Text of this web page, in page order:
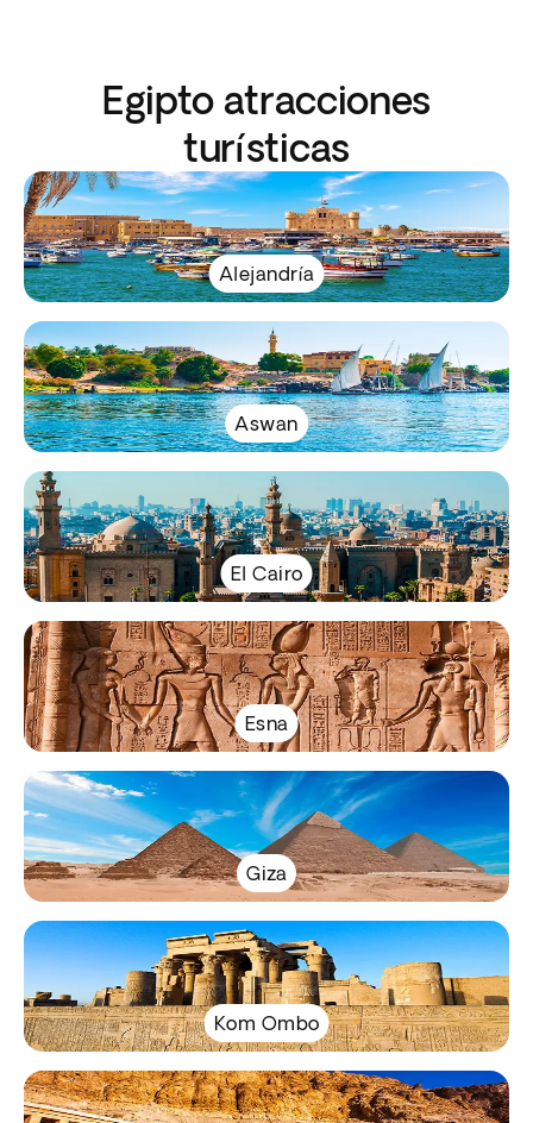
Egipto atracciones
turísticas
Alejandría
Aswan
El Cairo
Esna
Giza
Kom Ombo